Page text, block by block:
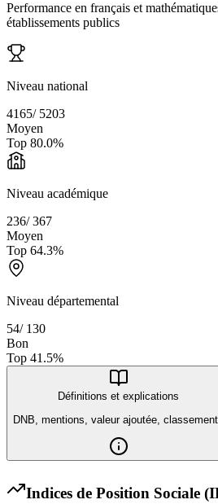
Performance en français et
établissements publics
Niveau national
4165/ 5203
Moyen
Top 80.0%
Niveau académique
236/367
Moyen
Top 64.3%
Niveau départemental
54/ 130
Bon
Top 41.5%
Définitions et explications
DNB, mentions, valeur ajoutée,
Indices de Position Sociale